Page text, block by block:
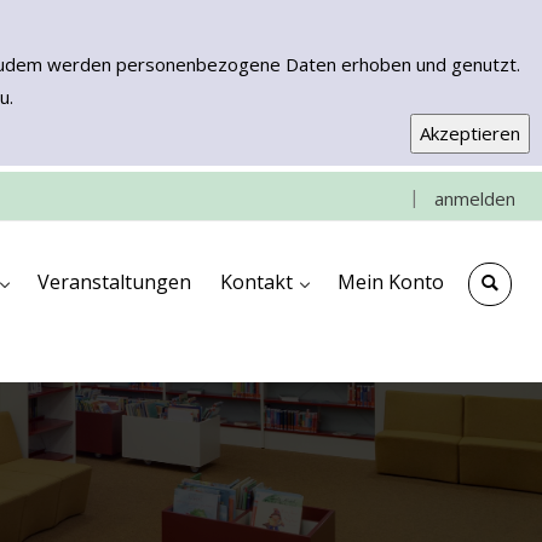
werden personenbezogene Daten erhoben und genutzt.
| anmelden
Veranstaltungen
Kontakt
Mein Konto